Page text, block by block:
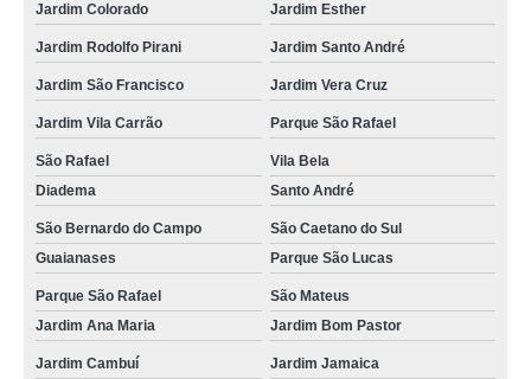
Jardim Colorado Jardim Esther
Jardim Rodolfo Pirani Jardim Santo André
Jardim São Francisco Jardim Vera Cruz
Jardim Vila Carrão Parque São Rafael
São Rafael
Vila Bela
Diadema
Santo André
São Bernardo do Campo
São Caetano do Sul
Guaianases
Parque São Lucas
Parque São Rafael
São Mateus
Jardim Ana Maria
Jardim Bom Pastor
Jardim Cambuí Jardim Jamaica